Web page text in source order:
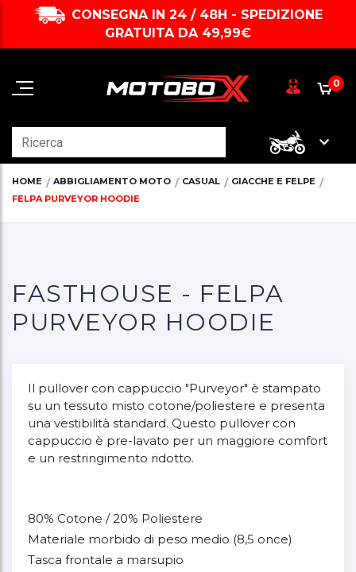
CONSEGNA IN 24 / 48H - SPEDIZIONE
GRATUITA DA 49,99€
0
HOME ABBIGLIAMENTO MOTO CASUAL
GIACCHE E FELPE
FELPA PURVEYOR HOODIE
FASTHOUSE - FELPA
PURVEYOR HOODIE
Il pullover con cappuccio "Purveyor" è stampato
su un tessuto misto cotone/poliestere e presenta
una vestibilità standard. Questo pullover con
cappuccio è pre-lavato per un maggiore comfort
e un restringimento ridotto.
80% Cotone / 20% Poliestere
Materiale morbido di peso medio (8,5 once)
Tasca frontale a marsupio